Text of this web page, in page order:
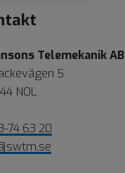
Telemekanik AB
5
NOL
74 63 20